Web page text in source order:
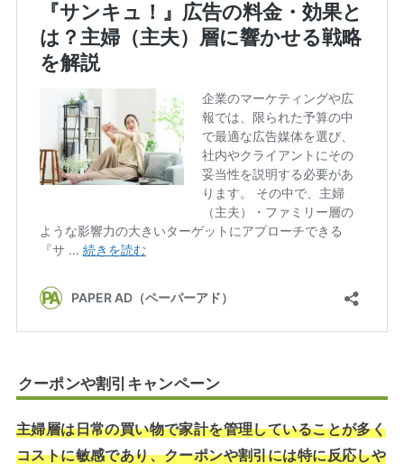
クーポンや割引キャンペーン
主婦層は日常の買い物で家計を管理していることが多く
コストに敏感であり、クーポンや割引には特に反応しや